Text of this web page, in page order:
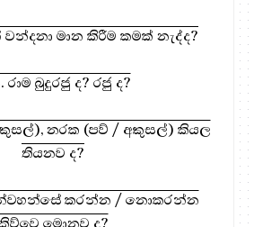
මාන කිරීම කමක් නැද්ද?
රාම බුදුරජු ද? රජු ද?
කුසල්), නරක (පව් / අකුසල්) කියල
තියනව ද?
කරන්න / නොකරන්න